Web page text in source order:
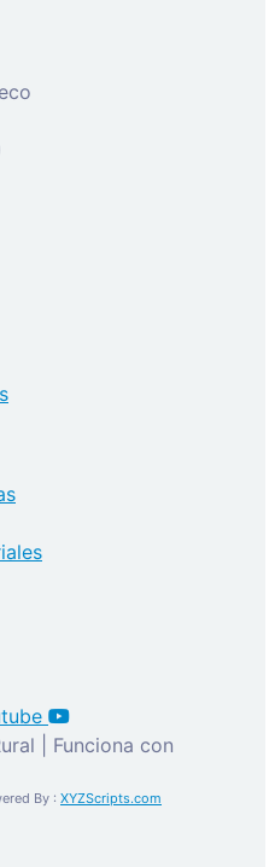
| Funciona con
By : XYZScripts.com